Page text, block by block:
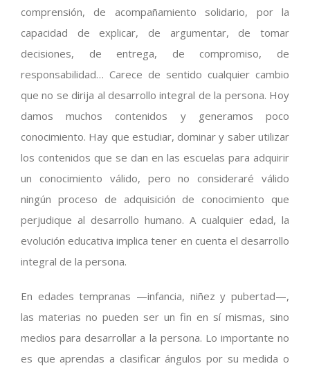
comprensión, de acompañamiento solidario, por la
capacidad de explicar, de argumentar, de tomar
decisiones, de entrega, de compromiso, de
responsabilidad… Carece de sentido cualquier cambio
que no se dirija al desarrollo integral de la persona. Hoy
damos muchos contenidos y generamos poco
conocimiento. Hay que estudiar, dominar y saber utilizar
los contenidos que se dan en las escuelas para adquirir
un conocimiento válido, pero no consideraré válido
ningún proceso de adquisición de conocimiento que
perjudique al desarrollo humano. A cualquier edad, la
evolución educativa implica tener en cuenta el desarrollo
integral de la persona.
En edades tempranas —infancia, niñez y pubertad—,
las materias no pueden ser un fin en sí mismas, sino
medios para desarrollar a la persona. Lo importante no
es que aprendas a clasificar ángulos por su medida o